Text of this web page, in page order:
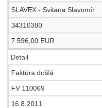
SLAVEX - Svitana Slavomír
34310380
7 596,00 EUR
Detail
Faktúra došlá
FV 110069
16.8.2011